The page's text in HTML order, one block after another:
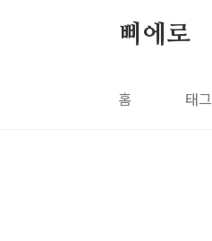
삐에로
홈 태그